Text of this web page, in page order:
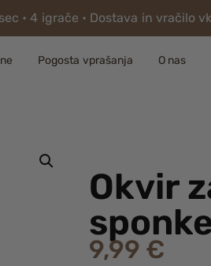
• 4 igrače • Dostava in vračilo
Pogosta vprašanja O nas
Okvir
9,99 €